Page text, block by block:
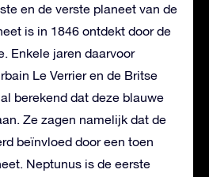
en de verste planeet van de
is in 1846 ontdekt door de
Enkele jaren daarvoor
Le Verrier en de Britse
berekend dat deze blauwe
Ze zagen namelijk dat de
beïnvloed door een toen
Neptunus is de eerste